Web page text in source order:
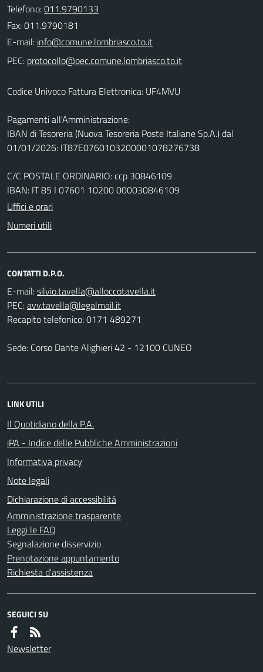
Telefono:011.9790133
Fax: 011.9790181
E-mail:
PEC:
Codice Univoco Fattura Elettronica: UF4MVU
Pagamenti all'Amministrazione:
IBAN di Tesoreria (Nuova Tesoreria Poste Italiane Sp.A.) dal
01/01/2026: IT87E0760103200001078276738
C/C POSTALE ORDINARIO: ccp 30846109
IBAN: IT 85 I 07601 10200 000030846109
Uffici e orari
Numeri utili
CONTATTI D.P.O.
E-mail:
PEC:
Recapito telefonico: 0171 489271
Sede: Corso Dante Alighieri 42 - 12100 CUNEO
LINK UTILI
Il Quotidiano della P.A.
iPA - Indice delle Pubbliche Amministrazioni
Informativa privacy
Note legali
Dichiarazione di accessibilità
Amministrazione trasparente
Leggi le FAQ
Segnalazione disservizio
Prenotazione appuntamento
Richiesta d'assistenza
SEGUICI SU
Newsletter